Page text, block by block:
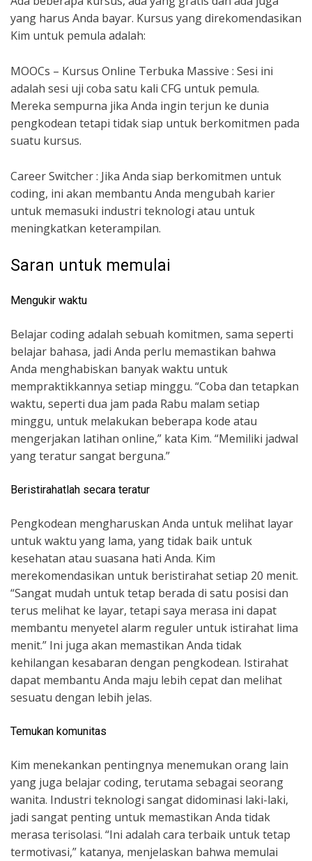
yang harus Anda bayar. Kursus yang direkomendasikan
Kim untuk pemula adalah:
MOOCs – Kursus Online Terbuka Massive : Sesi ini
adalah sesi uji coba satu kali CFG untuk pemula.
Mereka sempurna jika Anda ingin terjun ke dunia
pengkodean tetapi tidak siap untuk berkomitmen pada
suatu kursus.
Career Switcher : Jika Anda siap berkomitmen untuk
coding, ini akan membantu Anda mengubah karier
untuk memasuki industri teknologi atau untuk
meningkatkan keterampilan.
Saran untuk memulai
Mengukir waktu
Belajar coding adalah sebuah komitmen, sama seperti
belajar bahasa, jadi Anda perlu memastikan bahwa
Anda menghabiskan banyak waktu untuk
mempraktikkannya setiap minggu. “Coba dan tetapkan
waktu, seperti dua jam pada Rabu malam setiap
minggu, untuk melakukan beberapa kode atau
mengerjakan latihan online,” kata Kim. “Memiliki jadwal
yang teratur sangat berguna.”
Beristirahatlah secara teratur
Pengkodean mengharuskan Anda untuk melihat layar
untuk waktu yang lama, yang tidak baik untuk
kesehatan atau suasana hati Anda. Kim
merekomendasikan untuk beristirahat setiap 20 menit.
“Sangat mudah untuk tetap berada di satu posisi dan
terus melihat ke layar, tetapi saya merasa ini dapat
membantu menyetel alarm reguler untuk istirahat lima
menit.” Ini juga akan memastikan Anda tidak
kehilangan kesabaran dengan pengkodean. Istirahat
dapat membantu Anda maju lebih cepat dan melihat
sesuatu dengan lebih jelas.
Temukan komunitas
Kim menekankan pentingnya menemukan orang lain
yang juga belajar coding, terutama sebagai seorang
wanita. Industri teknologi sangat didominasi laki-laki,
jadi sangat penting untuk memastikan Anda tidak
merasa terisolasi. “Ini adalah cara terbaik untuk tetap
termotivasi,” katanya, menjelaskan bahwa memulai